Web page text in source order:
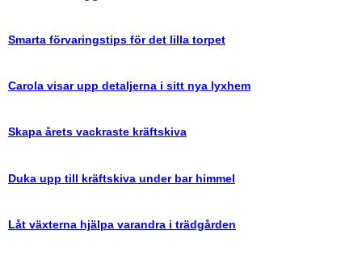
Smarta förvaringstips för det lilla torpet
Carola visar upp detaljerna i sitt nya lyxhem
Skapa årets vackraste kräftskiva
Duka upp till kräftskiva under bar himmel
Låt växterna hjälpa varandra i trädgården